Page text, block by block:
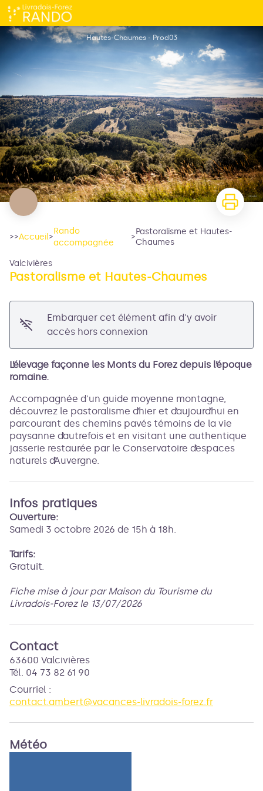
Pastoralisme et Hautes-Chaumes
Hautes-Chaumes - Prod03
>>Accueil>
Rando
accompagnée
>
Pastoralisme et Hautes-
Chaumes
Valcivières
Pastoralisme et Hautes-Chaumes
Embarquer cet élément afin d'y avoir
accès hors connexion
L’élevage façonne les Monts du Forez depuis l’époque
romaine.
Accompagnée d'un guide moyenne montagne,
découvrez le pastoralisme d’hier et d’aujourd’hui en
parcourant des chemins pavés témoins de la vie
paysanne d’autrefois et en visitant une authentique
jasserie restaurée par le Conservatoire d’espaces
naturels d’Auvergne.
Infos pratiques
Ouverture:
Samedi 3 octobre 2026 de 15h à 18h.
Tarifs:
Gratuit.
Fiche mise à jour par Maison du Tourisme du
Livradois-Forez le 13/07/2026
Contact
63600 Valcivières
Tél. 04 73 82 61 90
Courriel :
contact.ambert@vacances-livradois-forez.fr
Météo